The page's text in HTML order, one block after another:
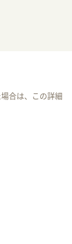
合は、この詳細